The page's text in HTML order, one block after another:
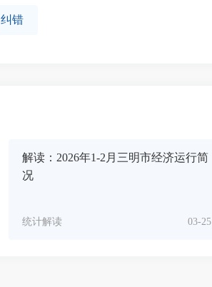
纠错
解读：2026年1-2月三明市经济运行简
况
03-25
统计解读